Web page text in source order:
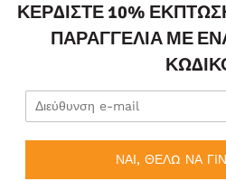
ΚΕΡΔΊΣΤΕ 10%
ΠΑΡΑΓΓΕΛΊΑ ΜΕ
ΝΑΙ, ΘΕΛΩ ΝΑ